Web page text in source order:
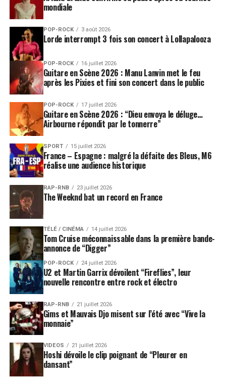
mondiale
POP-ROCK 3 août 2026
Lorde interrompt 3 fois son concert à Lollapalooza
POP-ROCK 16 juillet 2026
Guitare en Scène 2026 : Manu Lanvin met le feu
après les Pixies et fini son concert dans le public
POP-ROCK 17 juillet 2026
Guitare en Scène 2026 : “Dieu envoya le déluge…
Airbourne répondit par le tonnerre”
SPORT 15 juillet 2026
France – Espagne : malgré la défaite des Bleus, M6
réalise une audience historique
RAP-RNB 23 juillet 2026
The Weeknd bat un record en France
TÉLÉ / CINÉMA 14 juillet 2026
Tom Cruise méconnaissable dans la première bande-
annonce de “Digger”
POP-ROCK 24 juillet 2026
U2 et Martin Garrix dévoilent “Fireflies”, leur
nouvelle rencontre entre rock et électro
RAP-RNB 21 juillet 2026
Gims et Mauvais Djo misent sur l’été avec “Vive la
monnaie”
VIDEOS 21 juillet 2026
Hoshi dévoile le clip poignant de “Pleurer en
dansant”